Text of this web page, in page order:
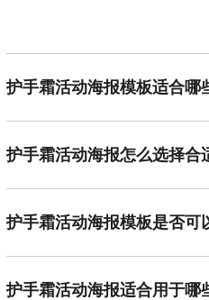
护手霜活动海报模板适合哪
护手霜活动海报怎么选择合
护手霜活动海报模板是否可
护手霜活动海报适合用于哪